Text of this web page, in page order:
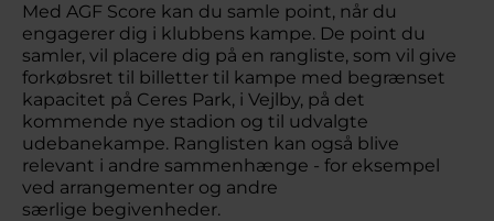
Med AGF Score kan du samle point, når du
engagerer dig i klubbens kampe. De point du
samler, vil placere dig på en rangliste, som vil give
forkøbsret til billetter til kampe med begrænset
kapacitet på Ceres Park, i Vejlby, på det
kommende nye stadion og til udvalgte
udebanekampe. Ranglisten kan også blive
relevant i andre sammenhænge - for eksempel
ved arrangementer og andre
særlige begivenheder.